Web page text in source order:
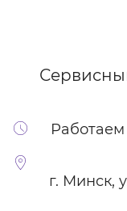
г. Минск,